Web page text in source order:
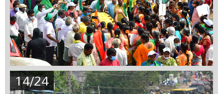
14/24